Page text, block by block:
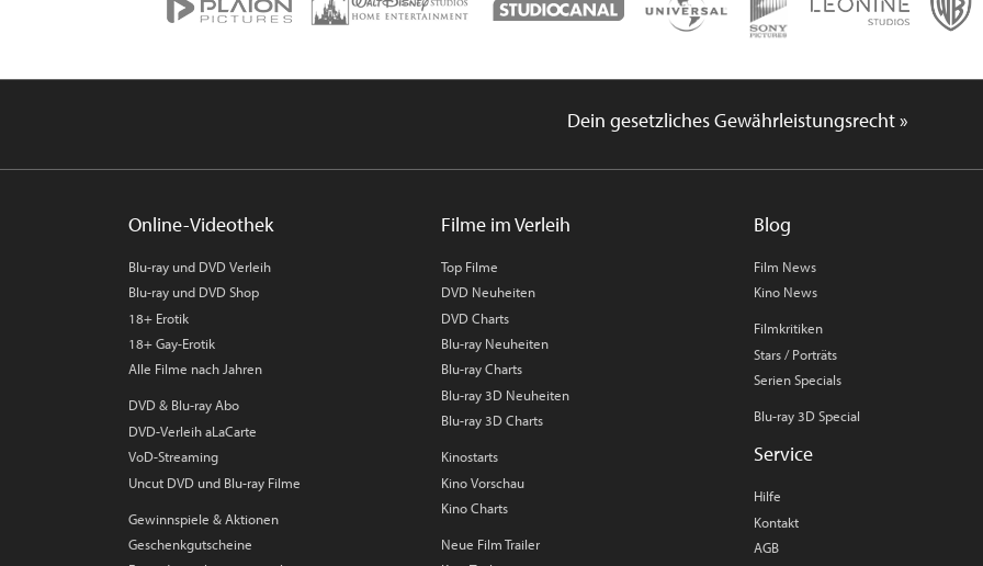
Dein gesetzliches Gewährleistungsrecht »
Online-Videothek
Blu-ray und DVD Verleih
Blu-ray und DVD Shop
18+ Erotik
18+ Gay-Erotik
Alle Filme nach Jahren
DVD & Blu-ray Abo
DVD-Verleih aLaCarte
VoD-Streaming
Uncut DVD und Blu-ray Filme
Gewinnspiele & Aktionen
Geschenkgutscheine
Filme im Verleih
Top Filme
DVD Neuheiten
DVD Charts
Blu-ray Neuheiten
Blu-ray Charts
Blu-ray 3D Neuheiten
Blu-ray 3D Charts
Kinostarts
Kino Vorschau
Kino Charts
Neue Film Trailer
Blog
Film News
Kino News
Filmkritiken
Stars / Porträts
Serien Specials
Blu-ray 3D Special
Service
Hilfe
Kontakt
AGB